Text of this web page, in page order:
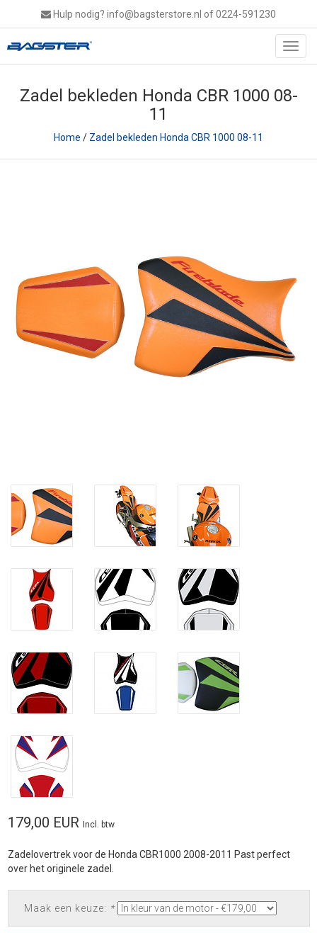
Hulp nodig? info@bagsterstore.nl of 0224-591230
Zadel bekleden Honda CBR 1000 08-
11
Home / Zadel bekleden Honda CBR 1000 08-11
179,00 EUR Incl. btw
Zadelovertrek voor de Honda CBR1000 2008-2011 Past perfect
over het originele zadel.
Maak een keuze: *